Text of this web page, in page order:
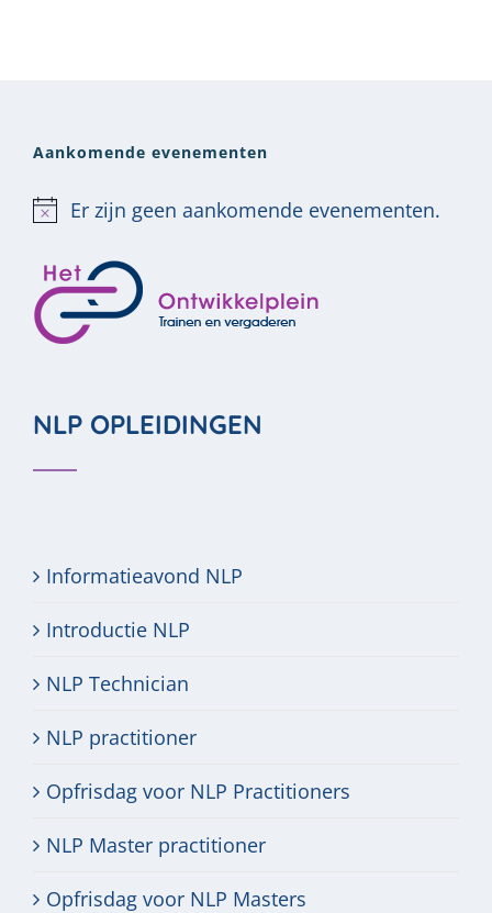
Aankomende evenementen
Bericht
Er zijn geen aankomende evenementen.
NLP OPLEIDINGEN
Informatieavond NLP
Introductie NLP
NLP Technician
NLP practitioner
Opfrisdag voor NLP Practitioners
NLP Master practitioner
Opfrisdag voor NLP Masters